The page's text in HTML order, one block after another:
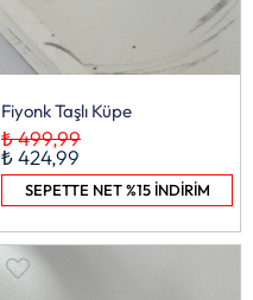
Fiyonk Taşlı Küpe
₺ 424,99
₺ 499,99
SEPETTE NET %15 İNDİRİM